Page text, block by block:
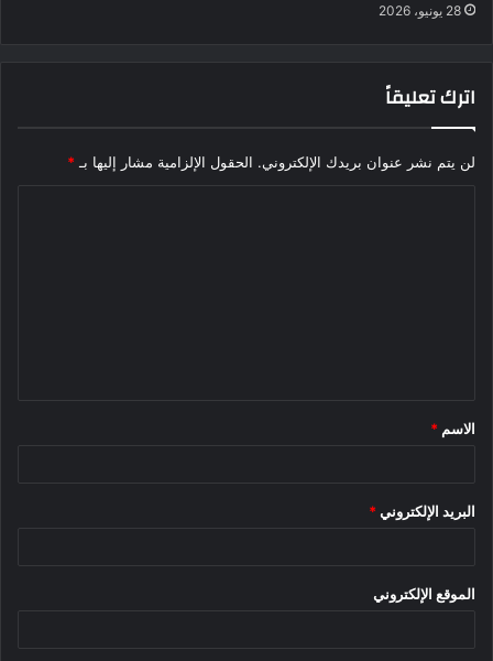
28 يونيو، 2026
اترك تعليقاً
لن يتم نشر عنوان بريدك الإلكتروني. الحقول الإلزامية مشار إليها بـ *
*
الاسم *
البريد الإلكتروني *
الموقع الإلكتروني